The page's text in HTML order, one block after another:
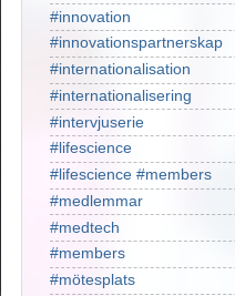
#innovation
#innovationspartnerskap
#internationalisation
#internationalisering
#intervjuserie
#lifescience
#lifescience #members
#medlemmar
#medtech
#members
#mötesplats